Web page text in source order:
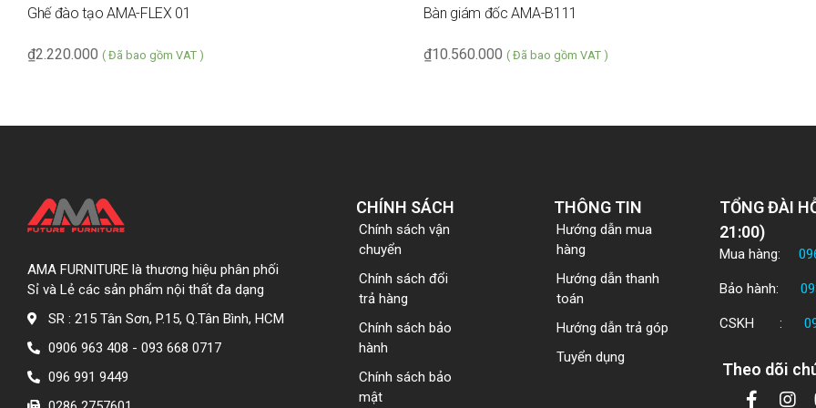
Ghế đào tạo AMA-FLEX 01
2.220.000
₫ ( Đã bao gồm VAT )
Bàn giám đốc AMA-B111
10.560.000
₫ ( Đã bao gồm VAT )
AMA FURNITURE là thương hiệu phân phối
Sỉ và Lẻ các sản phẩm nội thất đa dạng
SR : 215 Tân Sơn, P.15, Q.Tân Bình, HCM
0906 963 408 - 093 668 0717
096 991 9449
CHÍNH SÁCH
Chính sách vận
chuyển
Chính sách đổi
trả hàng
Chính sách bảo
hành
Chính sách bảo
mật
THÔNG TIN
Hướng dẫn mua
hàng
Hướng dẫn thanh
toán
Hướng dẫn trả góp
Tuyển dụng
TỔNG ĐÀI
21:00)
Mua hàng:
Bảo hành:
CSKH :
Theo dõi